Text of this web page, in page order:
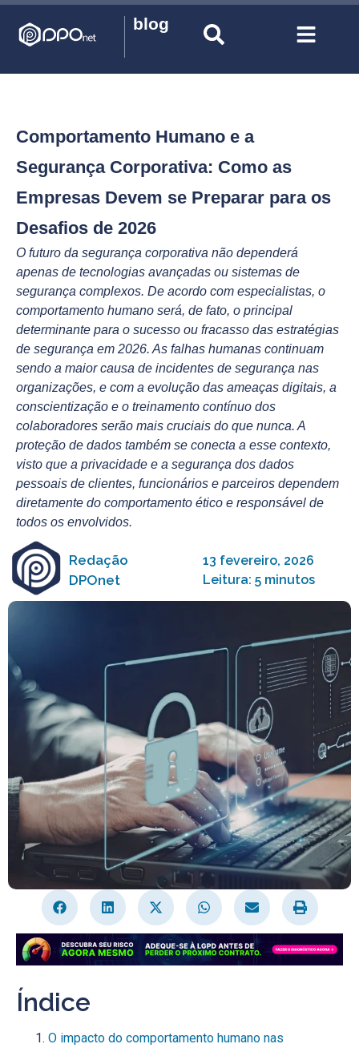
blog
Comportamento Humano e a
Segurança Corporativa: Como as
Empresas Devem se Preparar para os
Desafios de 2026
O futuro da segurança corporativa não dependerá
apenas de tecnologias avançadas ou sistemas de
segurança complexos. De acordo com especialistas, o
comportamento humano será, de fato, o principal
determinante para o sucesso ou fracasso das estratégias
de segurança em 2026. As falhas humanas continuam
sendo a maior causa de incidentes de segurança nas
organizações, e com a evolução das ameaças digitais, a
conscientização e o treinamento contínuo dos
colaboradores serão mais cruciais do que nunca. A
proteção de dados também se conecta a esse contexto,
visto que a privacidade e a segurança dos dados
pessoais de clientes, funcionários e parceiros dependem
diretamente do comportamento ético e responsável de
todos os envolvidos.
Redação
DPOnet
13 fevereiro, 2026
Leitura: 5 minutos
Índice
O impacto do comportamento humano nas